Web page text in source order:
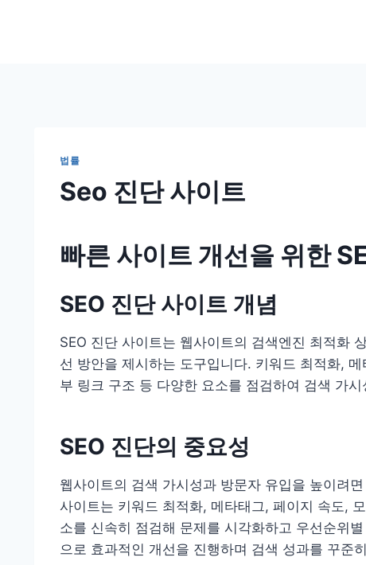
법률
Seo 진단 사이트
빠른 사이트 개선을 위한
SEO 진단 사이트 개념
SEO 진단 사이트는 웹사이트의 검색엔진 최적화
선 방안을 제시하는 도구입니다. 키워드 최적화,
부 링크 구조 등 다양한 요소를 점검하여 검색 가
SEO 진단의 중요성
웹사이트의 검색 가시성과 방문자 유입을 높이려
사이트는 키워드 최적화, 메타태그, 페이지 속도,
소를 신속히 점검해 문제를 시각화하고 우선순위
으로 효과적인 개선을 진행하며 검색 성과를 꾸준